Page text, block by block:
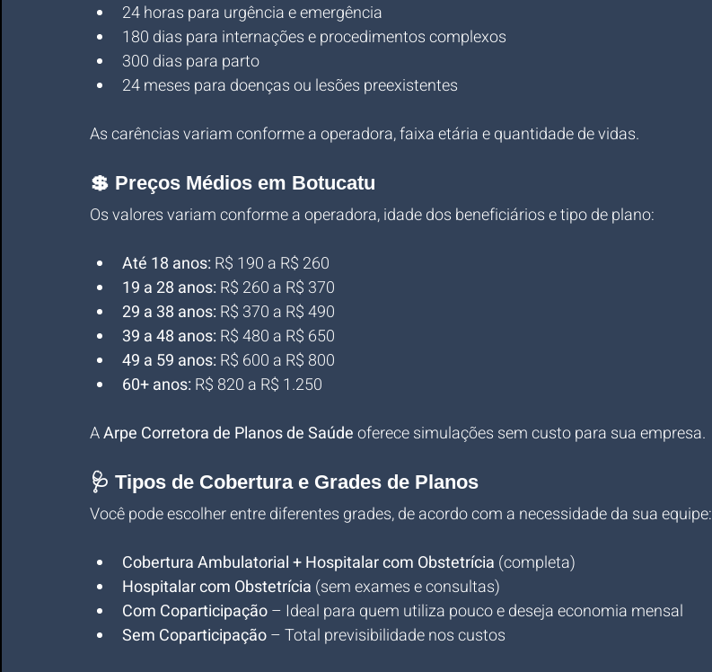
24 horas para urgência e emergência
180 dias para internações e procedimentos complexos
300 dias para parto
24 meses para doenças ou lesões preexistentes
As carências variam conforme a operadora, faixa etária e quantidade de vidas.
💲 Preços Médios em Botucatu
Os valores variam conforme a operadora, idade dos beneficiários e tipo de plano:
Até 18 anos: R$ 190 a R$ 260
19 a 28 anos: R$ 260 a R$ 370
29 a 38 anos: R$ 370 a R$ 490
39 a 48 anos: R$ 480 a R$ 650
49 a 59 anos: R$ 600 a R$ 800
60+ anos: R$ 820 a R$ 1.250
A Arpe Corretora de Planos de Saúde oferece simulações sem custo para sua empresa.
🩺 Tipos de Cobertura e Grades de Planos
Você pode escolher entre diferentes grades, de acordo com a necessidade da sua equipe:
Cobertura Ambulatorial + Hospitalar com Obstetrícia (completa)
Hospitalar com Obstetrícia (sem exames e consultas)
Com Coparticipação – Ideal para quem utiliza pouco e deseja economia mensal
Sem Coparticipação – Total previsibilidade nos custos